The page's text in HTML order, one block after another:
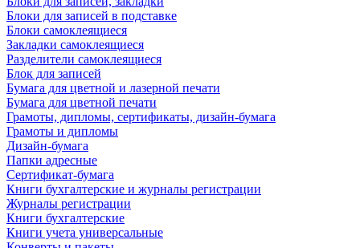
Блоки для записей в подставке
Блоки самоклеящиеся
Закладки самоклеящиеся
Разделители самоклеящиеся
Блок для записей
Бумага для цветной и лазерной печати
Бумага для цветной печати
Грамоты, дипломы, сертификаты, дизайн-бумага
Грамоты и дипломы
Дизайн-бумага
Папки адресные
Сертификат-бумага
Книги бухгалтерские и журналы регистрации
Журналы регистрации
Книги бухгалтерские
Книги учета универсальные